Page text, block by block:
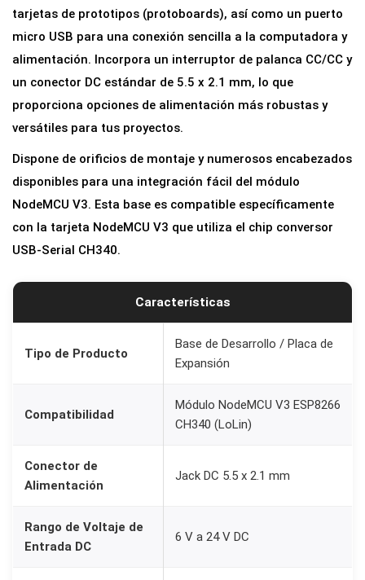
o
d
e
M
C
3
8
6
H
3
tarjetas de prototipos (protoboards), así como un puerto
micro USB para una conexión sencilla a la computadora y
alimentación. Incorpora un interruptor de palanca CC/CC y
un conector DC estándar de 5.5 x 2.1 mm, lo que
proporciona opciones de alimentación más robustas y
versátiles para tus proyectos.
Dispone de orificios de montaje y numerosos encabezados
disponibles para una integración fácil del módulo
NodeMCU V3. Esta base es compatible específicamente
con la tarjeta NodeMCU V3 que utiliza el chip conversor
USB-Serial CH340.
Características
Tipo de Producto
Base de Desarrollo / Placa de
Expansión
Compatibilidad
Módulo NodeMCU V3 ESP8266
CH340 (LoLin)
Conector de
Alimentación
Jack DC 5.5 x 2.1 mm
Rango de Voltaje de
Entrada DC
6 V a 24 V DC